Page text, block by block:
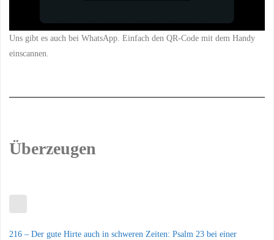
Uns gibt es auch bei WhatsApp. Einfach den QR-Code mit dem Handy
einscannen.
Überzeugen
216 – Der gute Hirte auch in schweren Zeiten: Psalm 23 bei einer